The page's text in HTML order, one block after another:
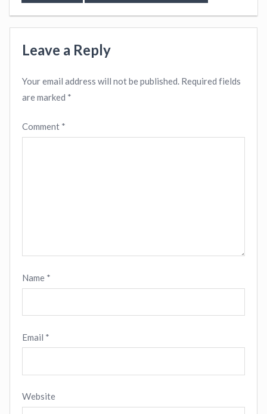
Leave a Reply
Your email address will not be published. Required fields
are marked *
Comment *
Name *
Email *
Website